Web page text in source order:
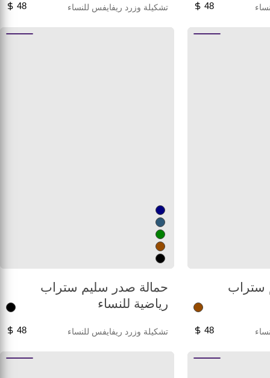
48 تشكيلة وزرد ريفايفس للنساء 48
ستراب
48
حمالة صدر سليم ستراب
رياضية للنساء
تشكيلة وزرد ريفايفس للنساء 48